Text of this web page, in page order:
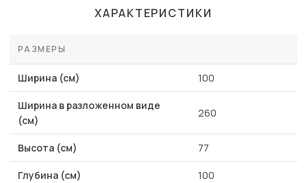
ХАРАКТЕРИСТИКИ
РАЗМЕРЫ
Ширина (см) 100
Ширина в разложенном виде
(см)
260
Высота (см) 77
Глубина (см) 100